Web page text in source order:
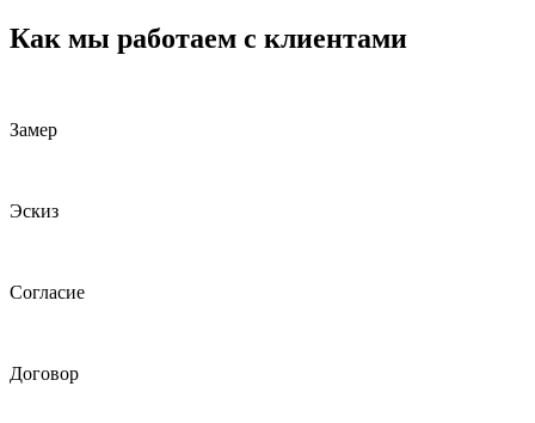
Как мы работаем с клиентами
Замер
Эскиз
Согласие
Договор